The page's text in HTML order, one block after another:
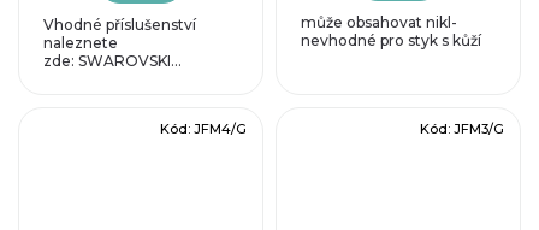
Vhodné příslušenství
naleznete
zde: SWAROVSKI...
může obsahovat nikl-
nevhodné pro styk s kůží
Kód: JFM4/G Kód: JFM3/G